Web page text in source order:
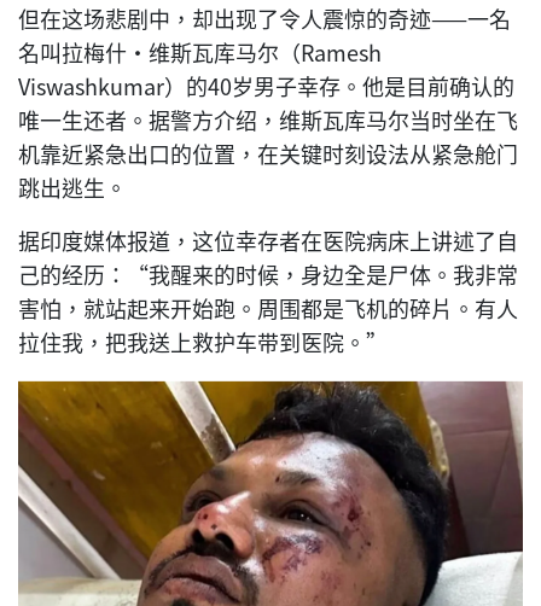
但在这场悲剧中，却出现了令人震惊的奇迹——一名
名叫拉梅什·维斯瓦库马尔（Ramesh
Viswashkumar）的40岁男子幸存。他是目前确认的
唯一生还者。据警方介绍，维斯瓦库马尔当时坐在飞
机靠近紧急出口的位置，在关键时刻设法从紧急舱门
跳出逃生。
据印度媒体报道，这位幸存者在医院病床上讲述了自
己的经历：“我醒来的时候，身边全是尸体。我非常
害怕，就站起来开始跑。周围都是飞机的碎片。有人
拉住我，把我送上救护车带到医院。”